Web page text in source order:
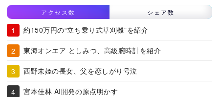
アクセス数 シェア数
約150万円の“立ち乗り式草刈機”を紹介
東海オンエア としみつ、高級腕時計を紹介
西野未姫の長女、父を恋しがり号泣
宮本佳林 AI開発の原点明かす